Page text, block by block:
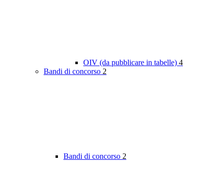
OIV (da pubblicare in tabelle) 4
Bandi di concorso 2
Bandi di concorso 2